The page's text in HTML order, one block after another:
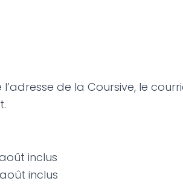
l’adresse de la Coursive, le
inclus
inclus